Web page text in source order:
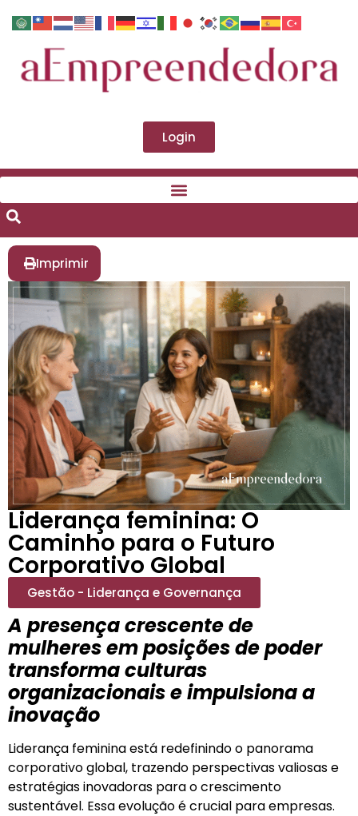
Login
Imprimir
Liderança feminina: O
Caminho para o Futuro
Corporativo Global
Gestão - Liderança e Governança
A presença crescente de
mulheres em posições de poder
transforma culturas
organizacionais e impulsiona a
inovação
Liderança feminina está redefinindo o panorama
corporativo global, trazendo perspectivas valiosas e
estratégias inovadoras para o crescimento
sustentável. Essa evolução é crucial para empresas.